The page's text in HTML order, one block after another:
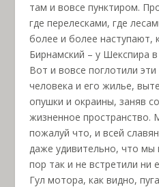
там и вовсе пунктиром.
где перелесками, где
более и более наступают,
Бирнамский – у Шекспира
Вот и вовсе поглотили
человека и его жилье,
опушки и окраины, заняв
жизненное пространство.
пожалуй что, и всей
даже удивительно, что мы
пор так и не встретили ни
Гул мотора, как видно,